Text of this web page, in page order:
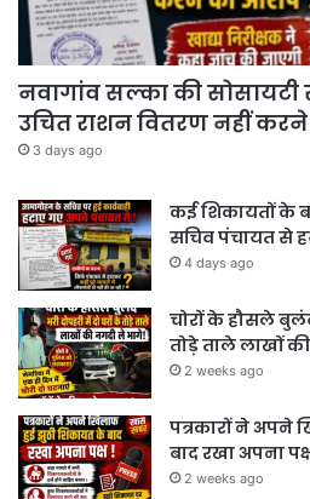
नवागांव सल्का की
उचित राशन वितरण नहीं
3 days ago
कई शिकायतों के
सचिव पंचायत से
4 days ago
चोरों के हौसले
तोड़े ताले लाखों
2 weeks ago
पत्रकारों ने अपने
बाद रखा अपना
2 weeks ago